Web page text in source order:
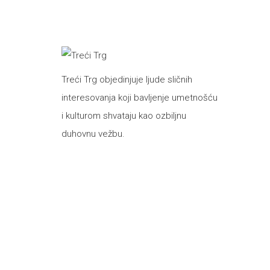
Treći Trg objedinjuje ljude sličnih
interesovanja koji bavljenje umetnošću
i kulturom shvataju kao ozbiljnu
duhovnu vežbu.